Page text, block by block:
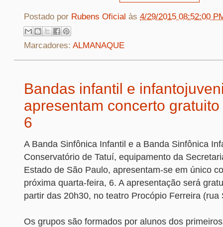
Postado por Rubens Oficial às 4/29/2015 08:52:00
Marcadores: ALMANAQUE
Bandas infantil e
apresentam concerto
6
A Banda Sinfônica Infantil e a Banda Sinfônica
Conservatório de Tatuí, equipamento da
Estado de São Paulo, apresentam-se em único
próxima quarta-feira, 6. A apresentação será
partir das 20h30, no teatro Procópio Ferreira (rua
Os grupos são formados por alunos dos